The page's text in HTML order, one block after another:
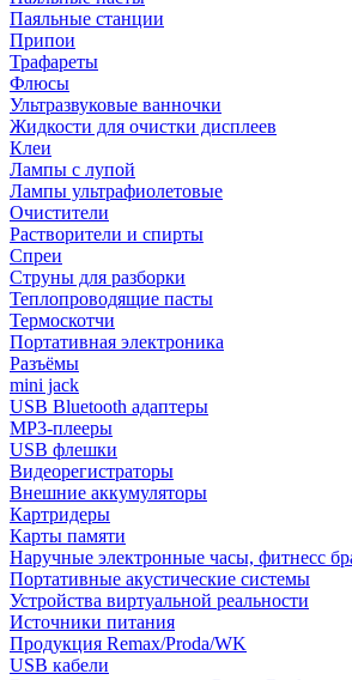
Паяльные станции
Припои
Трафареты
Флюсы
Ультразвуковые ванночки
Жидкости для очистки дисплеев
Клеи
Лампы с лупой
Лампы ультрафиолетовые
Очистители
Растворители и спирты
Спреи
Струны для разборки
Теплопроводящие пасты
Термоскотчи
Портативная электроника
Разъёмы
mini jack
USB Bluetooth адаптеры
MP3-плееры
USB флешки
Видеорегистраторы
Внешние аккумуляторы
Картридеры
Карты памяти
Наручные электронные часы, фитнесс
Портативные акустические системы
Устройства виртуальной реальности
Источники питания
Продукция Remax/Proda/WK
USB кабели